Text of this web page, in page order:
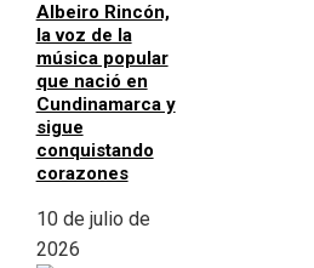
Albeiro Rincón,
la voz de la
música popular
que nació en
Cundinamarca y
sigue
conquistando
corazones
10 de julio de
2026